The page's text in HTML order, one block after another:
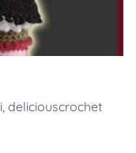
, deliciouscrochet